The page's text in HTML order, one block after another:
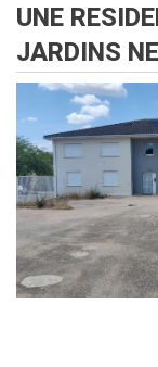
UNE
JARDINS